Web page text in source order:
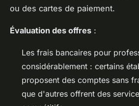
ou des cartes de paiement.
Évaluation des offres :
Les frais bancaires pour
considérablement : certains
proposent des comptes sans
que d'autres offrent des